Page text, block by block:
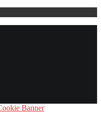
Banner